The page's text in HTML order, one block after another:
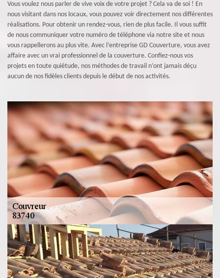
Vous voulez nous parler de vive voix de votre projet ? Cela va de soi ! En
nous visitant dans nos locaux, vous pouvez voir directement nos différentes
réalisations. Pour obtenir un rendez-vous, rien de plus facile. Il vous suffit
de nous communiquer votre numéro de téléphone via notre site et nous
vous rappellerons au plus vite. Avec l’entreprise GD Couverture, vous avez
affaire avec un vrai professionnel de la couverture. Confiez-nous vos
projets en toute quiétude, nos méthodes de travail n’ont jamais déçu
aucun de nos fidèles clients depuis le début de nos activités.